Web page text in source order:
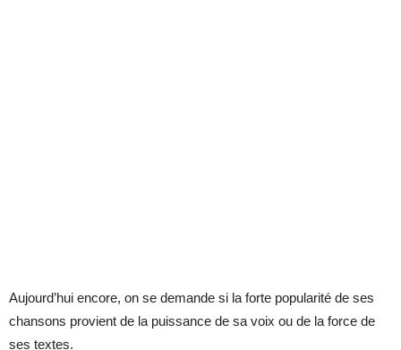
Aujourd’hui encore, on se demande si la forte popularité de ses
chansons provient de la puissance de sa voix ou de la force de
ses textes.